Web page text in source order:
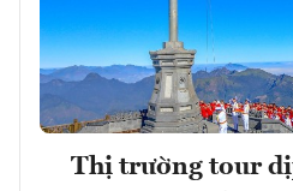
Thị trường tour